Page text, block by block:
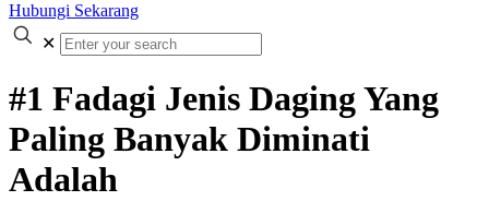
Hubungi Sekarang
✕
#1 Fadagi Jenis Daging Yang
Paling Banyak Diminati
Adalah